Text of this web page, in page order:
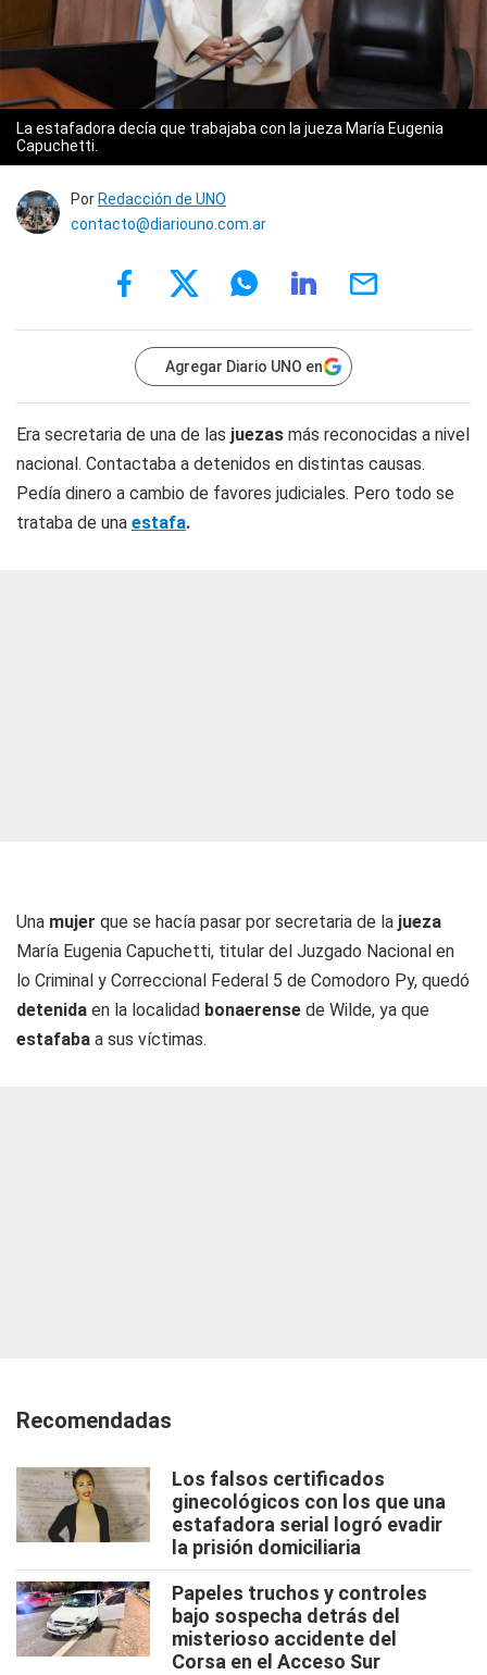
La estafadora decía que trabajaba con la jueza María Eugenia
Capuchetti.
Por Redacción de UNO
contacto@diariouno.com.ar
Agregar Diario UNO en
Era secretaria de una de las juezas más reconocidas a nivel
nacional. Contactaba a detenidos en distintas causas.
Pedía dinero a cambio de favores judiciales. Pero todo se
trataba de una estafa.
Una mujer que se hacía pasar por secretaria de la jueza
María Eugenia Capuchetti, titular del Juzgado Nacional en
lo Criminal y Correccional Federal 5 de Comodoro Py, quedó
detenida en la localidad bonaerense de Wilde, ya que
estafaba a sus víctimas.
Recomendadas
Los falsos certificados
ginecológicos con los que una
estafadora serial logró evadir
la prisión domiciliaria
Papeles truchos y controles
bajo sospecha detrás del
misterioso accidente del
Corsa en el Acceso Sur